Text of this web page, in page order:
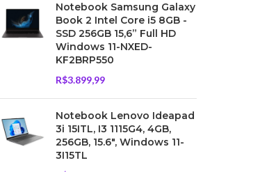
Notebook Samsung Galaxy
Book 2 Intel Core i5 8GB -
SSD 256GB 15,6” Full HD
Windows 11-NXED-
KF2BRP550
R$3.899,99
Notebook Lenovo Ideapad
3i 15ITL, I3 1115G4, 4GB,
256GB, 15.6", Windows 11-
3I15TL